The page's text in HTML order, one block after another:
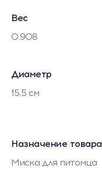
Вес
0.908
Диаметр
15.5 см
Назначение товара
Миска для питомца